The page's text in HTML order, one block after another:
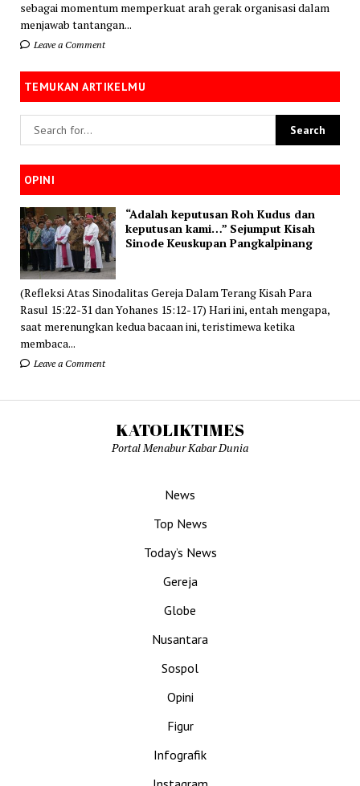
sebagai momentum memperkuat arah gerak organisasi dalam
menjawab tantangan...
Leave a Comment
TEMUKAN ARTIKELMU
OPINI
“Adalah keputusan Roh Kudus dan
keputusan kami…” Sejumput Kisah
Sinode Keuskupan Pangkalpinang
(Refleksi Atas Sinodalitas Gereja Dalam Terang Kisah Para
Rasul 15:22-31 dan Yohanes 15:12-17) Hari ini, entah mengapa,
saat merenungkan kedua bacaan ini, teristimewa ketika
membaca...
Leave a Comment
KATOLIKTIMES
Portal Menabur Kabar Dunia
News
Top News
Today’s News
Gereja
Globe
Nusantara
Sospol
Opini
Figur
Infografik